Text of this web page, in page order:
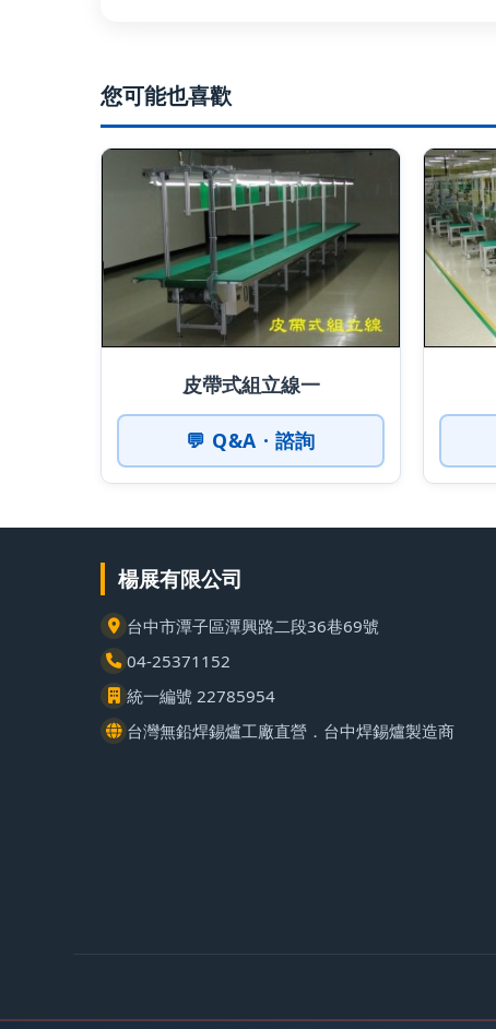
您可能也喜歡
皮帶式組立線一
💬 Q&A · 諮詢
楊展有限公司
台中市潭子區潭興路二段36巷69號
04-25371152
統一編號 22785954
台灣無鉛焊錫爐工廠直營．台中焊錫爐製造商